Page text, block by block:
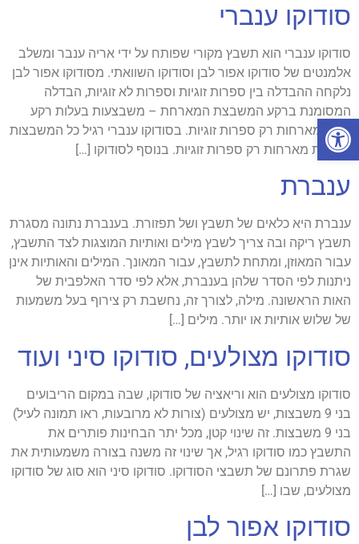
פתח סרגל נגישות
סודוקו ענברי
סודוקו ענברי הוא תשבץ מקורי שפותח על ידי אריה ענבר ומשלב
אלמנטים של סודוקו אפור לבן וסודוקו השוואתי. מסודוקו אפור לבן
נלקחה ההבדלה בין ספרות זוגיות וספרות לא זוגיות, הבדלה
המסומנת ברקע המשבצת המארחת – משבצעות בעלות רקע
אפור מארחות רק ספרות זוגיות. בסודוקו ענברי רגיל כל המשבצות
הלבנות מארחות רק ספרות זוגיות. בנוסף לסודוקו […]
ענברת
ענברת היא כלאים של תשבץ ושל תפזורת. בענברת נתונה מסגרת
תשבץ ריקה ובה צריך לשבץ מילים ואותיות המוצגות לצד התשבץ,
עבור המאוזן, ומתחת לתשבץ, עבור המאונך. המילים והאותיות אינן
ניתנות לפי הסדר שלהן בענברת, אלא לפי סדר האלפבית של
האות הראשונה. מילה, לצורך זה, נחשבת רק צירוף בעל משמעות
של שלוש אותיות או יותר. מילים […]
סודוקו מצולעים, סודוקו סיני ועוד
סודוקו מצולעים הוא וריאציה של סודוקו, שבה במקום הריבועים
בני 9 משבצות, יש מצולעים (צורות לא מרובעות, ראו תמונה לעיל)
בני 9 משבצות. זה שינוי קטן, מכל יתר הבחינות פותרים את
התשבץ כמו סודוקו רגיל, אך שינוי זה משנה בצורה משמעותית את
שגרת פתרונם של תשבצי הסודוקו. סודוקו סיני הוא סוג של סודוקו
מצולעים, שבו […]
סודוקו אפור לבן